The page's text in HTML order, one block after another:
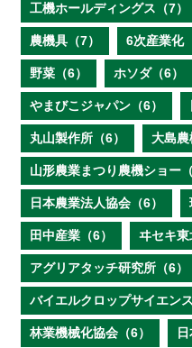
工機ホールディングス（7）
農機具（7） 6次産業化
野菜（6） ホソダ（6）
やまびこジャパン（6）
丸山製作所（6） 大島農
山形農業まつり農機ショー（
日本農業法人協会（6）
田中産業（6） ヰセキ東
アグリアタッチ研究所（6）
バイエルクロップサイエンス
林業機械化協会（6）